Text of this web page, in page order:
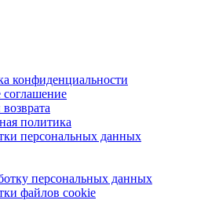
конфиденциальности
соглашение
политика
персональных данных
персональных данных
файлов cookie